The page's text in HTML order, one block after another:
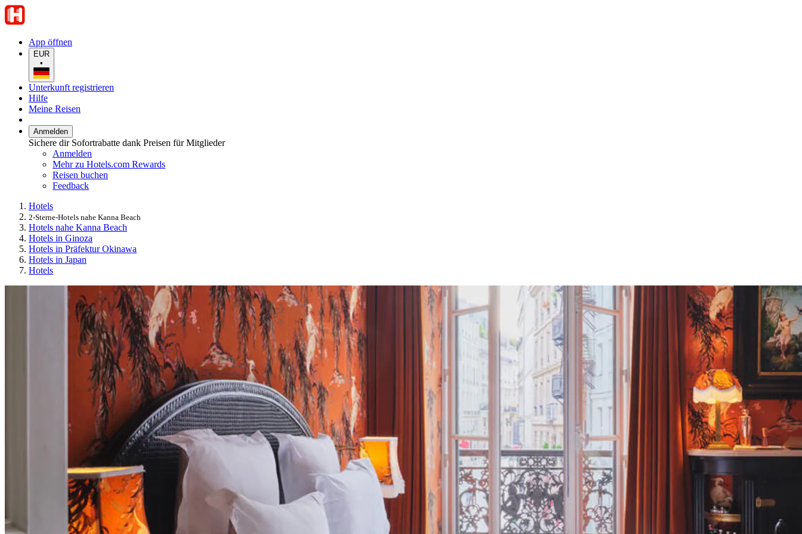
App öffnen
EUR
•
Unterkunft registrieren
Hilfe
Meine Reisen
Anmelden
Sichere dir Sofortrabatte dank Preisen für Mitglieder
Anmelden
Mehr zu Hotels.com Rewards
Reisen buchen
Feedback
Hotels
2-Sterne-Hotels nahe Kanna Beach
Hotels nahe Kanna Beach
Hotels in Ginoza
Hotels in Präfektur Okinawa
Hotels in Japan
Hotels